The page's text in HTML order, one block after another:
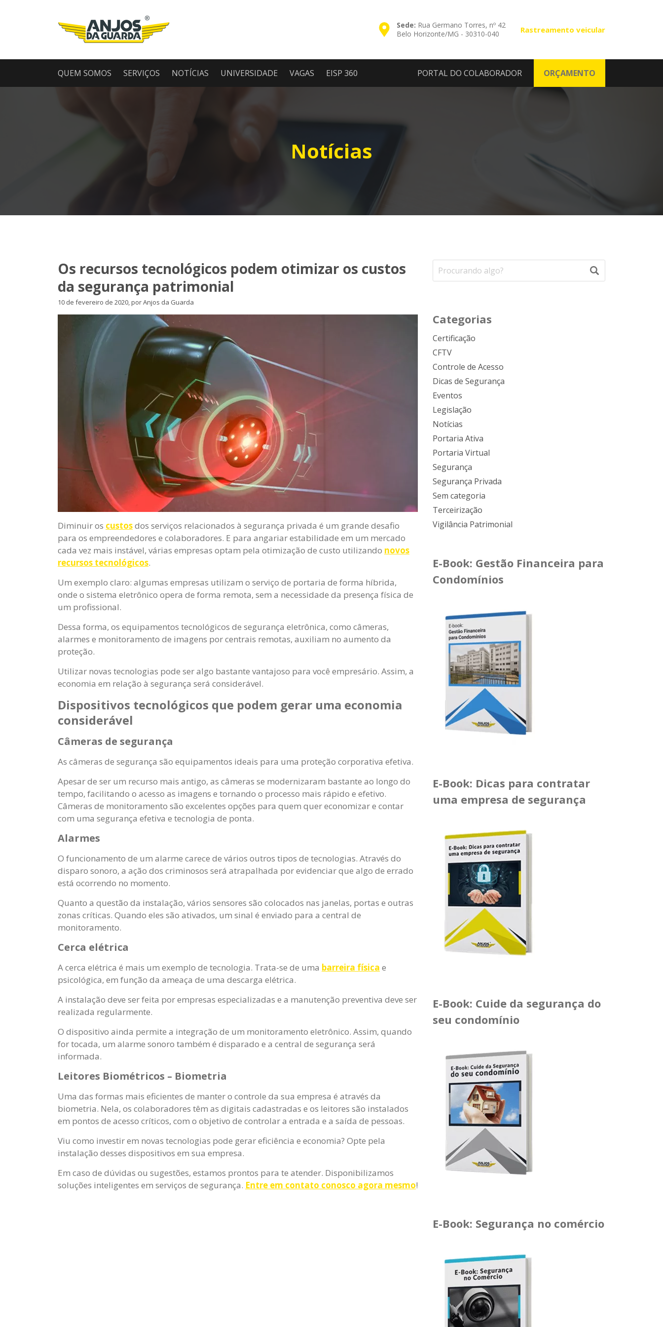
Sede: Rua Germano Torres, nº 42
Belo Horizonte/MG - 30310-040
Rastreamento veicular
QUEM SOMOS SERVIÇOS NOTÍCIAS UNIVERSIDADE VAGAS EISP 360 PORTAL DO COLABORADOR ORÇAMENTO
Notícias
Os recursos tecnológicos podem otimizar os custos
da segurança patrimonial
10 de fevereiro de 2020, por Anjos da Guarda
Diminuir os custosdos serviços relacionados à segurança privada é um grande desafio
para os empreendedores e colaboradores. E para angariar estabilidade em um mercado
cada vez mais instável, várias empresas optam pela otimização de custo utilizando novos
recursos tecnológicos.
Um exemplo claro: algumas empresas utilizam o serviço de portaria de forma híbrida,
onde o sistema eletrônico opera de forma remota, sem a necessidade da presença física de
um profissional.
Dessa forma, os equipamentos tecnológicos de segurança eletrônica, como câmeras,
alarmes e monitoramento de imagens por centrais remotas, auxiliam no aumento da
proteção.
Utilizar novas tecnologias pode ser algo bastante vantajoso para você empresário. Assim, a
economia em relação à segurança será considerável.
Dispositivos tecnológicos que podem gerar uma economia
considerável
Câmeras de segurança
As câmeras de segurança são equipamentos ideais para uma proteção corporativa efetiva.
Apesar de ser um recurso mais antigo, as câmeras se modernizaram bastante ao longo do
tempo, facilitando o acesso as imagens e tornando o processo mais rápido e efetivo.
Câmeras de monitoramento são excelentes opções para quem quer economizar e contar
com uma segurança efetiva e tecnologia de ponta.
Alarmes
O funcionamento de um alarme carece de vários outros tipos de tecnologias. Através do
disparo sonoro, a ação dos criminosos será atrapalhada por evidenciar que algo de errado
está ocorrendo no momento.
Quanto a questão da instalação, vários sensores são colocados nas janelas, portas e outras
zonas críticas. Quando eles são ativados, um sinal é enviado para a central de
monitoramento.
Cerca elétrica
A cerca elétrica é mais um exemplo de tecnologia. Trata-se de uma barreira física e
psicológica, em função da ameaça de uma descarga elétrica.
A instalação deve ser feita por empresas especializadas e a manutenção preventiva deve ser
realizada regularmente.
O dispositivo ainda permite a integração de um monitoramento eletrônico. Assim, quando
for tocada, um alarme sonoro também é disparado e a central de segurança será
informada.
Leitores Biométricos – Biometria
Uma das formas mais eficientes de manter o controle da sua empresa é através da
biometria. Nela, os colaboradores têm as digitais cadastradas e os leitores são instalados
em pontos de acesso críticos, com o objetivo de controlar a entrada e a saída de pessoas.
Viu como investir em novas tecnologias pode gerar eficiência e economia? Opte pela
instalação desses dispositivos em sua empresa.
Em caso de dúvidas ou sugestões, estamos prontos para te atender. Disponibilizamos
soluções inteligentes em serviços de segurança. Entre em contato conosco agora mesmo!
Categorias
Certificação
CFTV
Controle de Acesso
Dicas de Segurança
Eventos
Legislação
Notícias
Portaria Ativa
Portaria Virtual
Segurança
Segurança Privada
Sem categoria
Terceirização
Vigilância Patrimonial
E-Book: Gestão Financeira para
Condomínios
E-Book: Dicas para contratar
uma empresa de segurança
E-Book: Cuide da segurança do
seu condomínio
E-Book: Segurança no comércio